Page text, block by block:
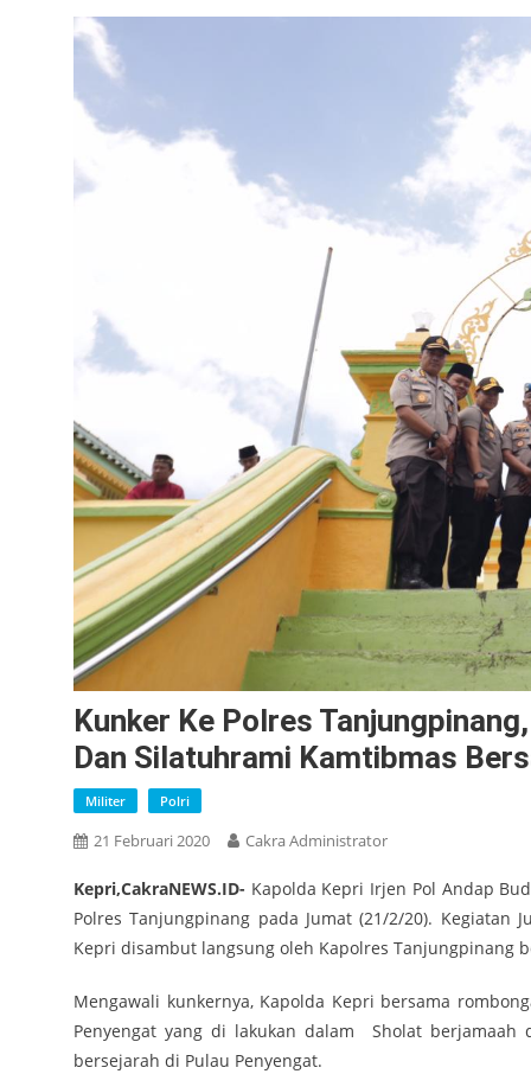
Kunker Ke Polres
Dan Silatuhrami Kamtibmas
Militer Polri
21 Februari 2020 Cakra Administrator
Kepri,CakraNEWS.ID- Kapolda Kepri Irjen Pol Andap
Polres Tanjungpinang pada Jumat (21/2/20). Kegiatan
Kepri disambut langsung oleh Kapolres Tanjungpinang
Mengawali kunkernya, Kapolda Kepri bersama
Penyengat yang di lakukan dalam Sholat
bersejarah di Pulau Penyengat.